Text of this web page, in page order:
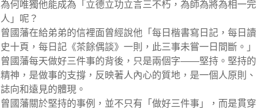
為何唯獨他能成為「立德立功立言三不朽，為師為將為相一完
人」呢？
曾國藩在給弟弟的信裡面曾經說他「每日楷書寫日記，每日讀
史十頁，每日記《茶餘偶談》一則，此三事未嘗一日間斷。」
曾國藩每天做好三件事的背後，只是兩個字——堅持。堅持的
精神，是做事的支撐，反映著人內心的質地，是一個人原則、
誌向和遠見的體現。
曾國藩關於堅持的事例，並不只有「做好三件事」，而是貫穿